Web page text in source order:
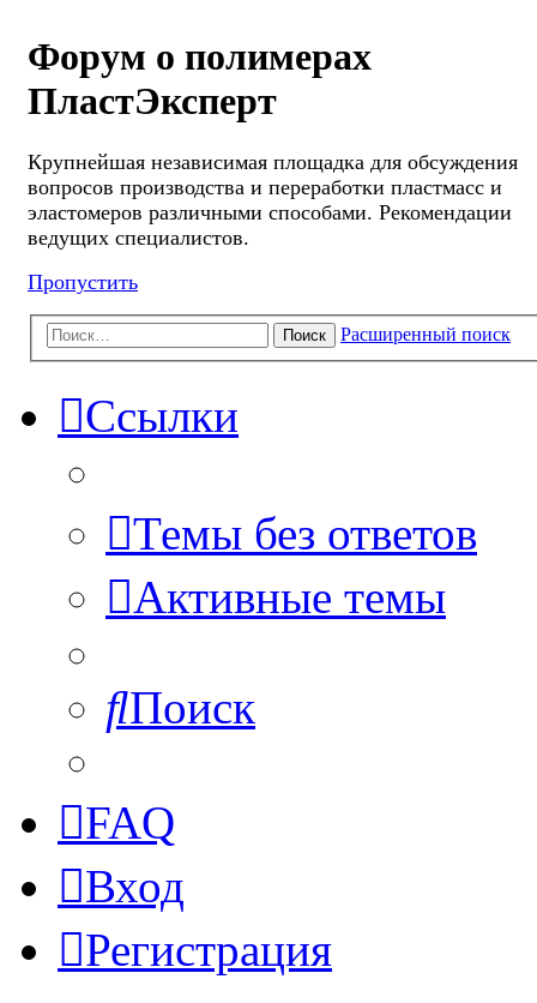
Форум о полимерах
ПластЭксперт
Крупнейшая независимая площадка для обсуждения
вопросов производства и переработки пластмасс и
эластомеров различными способами. Рекомендации
ведущих специалистов.
Пропустить
Поиск Расширенный поиск
Ссылки
Темы без ответов
Активные темы
Поиск
FAQ
Вход
Регистрация